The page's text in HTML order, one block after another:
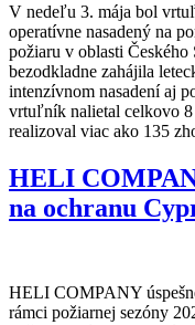
V nedeľu 3. mája bol
operatívne nasadený na
požiaru v oblasti Českého
bezodkladne zahájila
intenzívnom nasadení aj
vrtuľník nalietal celkovo
realizoval viac ako 135
HELI
na ochranu
HELI COMPANY
rámci požiarnej sezóny